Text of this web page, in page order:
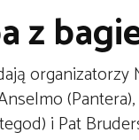
z
i Pat